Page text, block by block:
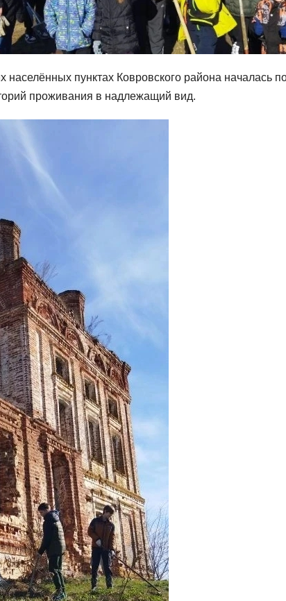
населённых пунктах Ковровского района началась
проживания в надлежащий вид.